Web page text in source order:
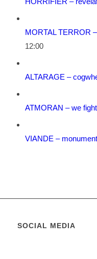
MORTAL TERROR
12:00
ALTARAGE –
ATMORAN – we
VIANDE –
SOCIAL MEDIA